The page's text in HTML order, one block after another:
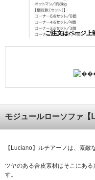
モジュールローソファ
【Luciano】ルチアーノは、素敵
ツヤのある合皮素材はそこにあ
す。